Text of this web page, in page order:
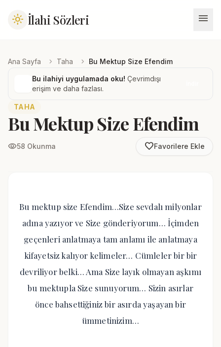
light_mode İlahi Sözleri menu
Ana Sayfa chevron_right Taha chevron_right Bu Mektup Size Efendim
Bu ilahiyi uygulamada oku! Çevrimdışı
erişim ve daha fazlası.
TAHA
Bu Mektup Size Efendim
visibility58 Okunma favorite_borderFavorilere Ekle
Bu mektup size Efendim…Size sevdalı milyonlar
adına yazıyor ve Size gönderiyorum… İçimden
geçenleri anlatmaya tam anlamı ile anlatmaya
kifayetsiz kalıyor kelimeler… Cümleler bir bir
devriliyor belki… Ama Size layık olmayan aşkımı
bu mektupla Size sunuyorum… Sizin asırlar
önce bahsettiğiniz bir asırda yaşayan bir
ümmetinizim…